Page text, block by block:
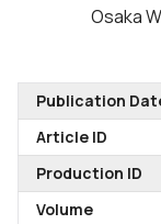
Osaka
Publication
Article ID
Production ID
Volume